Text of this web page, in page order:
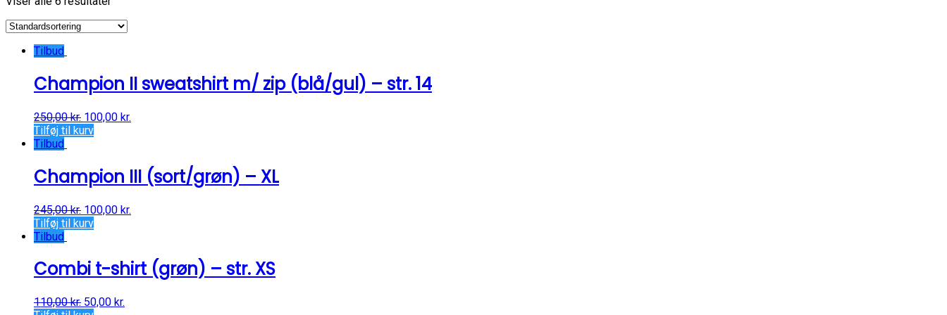
Tilbud
Champion II sweatshirt m/ zip (blå/gul) – str. 14
250,00kr. 100,00 kr.
Tilføj til kurv
Tilbud
Champion III (sort/grøn) – XL
245,00kr. 100,00 kr.
Tilføj til kurv
Tilbud
Combi t-shirt (grøn) – str. XS
110,00kr. 50,00 kr.